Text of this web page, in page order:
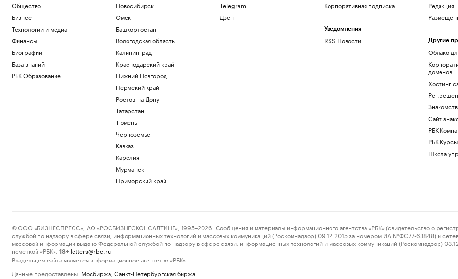
Общество
Бизнес
Технологии и медиа
Финансы
Биографии
База знаний
РБК Образование
Новосибирск
Омск
Башкортостан
Вологодская область
Калининград
Краснодарский край
Нижний Новгород
Пермский край
Ростов-на-Дону
Татарстан
Тюмень
Черноземье
Кавказ
Карелия
Мурманск
Приморский край
Telegram
Дзен
Корпоративная подписка
Уведомления
RSS Новости
Редакция
Другие
Облако
доменов
Хостинг
Сайт
РБК
РБК Курсы
Школа
© ООО «БИЗНЕСПРЕСС», АО «РОСБИЗНЕСКОНСАЛТИНГ», 1995–2026. Сообщения и материалы информационного агентства «РБК» (свидетельство о
службой по надзору в сфере связи, информационных технологий и массовых коммуникаций (Роскомнадзор) 09.12.2015 за номером ИА №ФС77-63848) и
массовой информации выдано Федеральной службой по надзору в сфере связи, информационных технологий и массовых коммуникаций (Роскомнадзор)
пометкой «РБК».
18+ letters@rbc.ru
Владельцем сайта является информационное агентство «РБК».
Данные предоставлены: Мосбиржа Санкт-Петербургская биржа